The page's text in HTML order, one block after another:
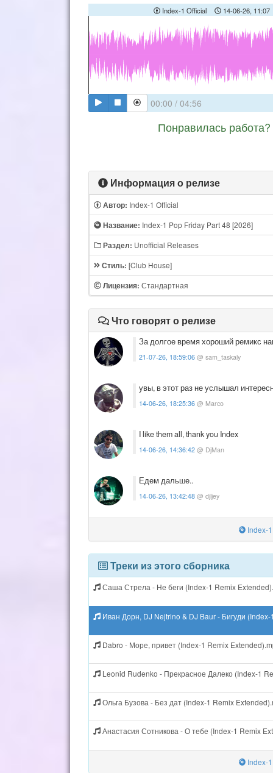
Index-1 Official 14-06-26, 11:07
00:00 / 04:56
Понравилась
Информация о релизе
Автор: Index-1 Official
Название: Index-1 Pop Friday Part 48 [2026]
Раздел: Unofficial Releases
Стиль: [Club House]
Лицензия: Стандартная
Что говорят о релизе
За долгое время хороший ремикс
21-07-26, 18:59:06 @ sam_taskaly
увы, в этот раз не услышал
14-06-26, 18:25:36 @ Marco
I like them all, thank you Index
14-06-26, 14:36:42 @ DjMan
Едем дальше..
14-06-26, 13:42:48 @ djljey
Index-
Треки из этого сборника
Саша Стрела - Не беги (Index-1 Remix
Иван Дорн, DJ Nejtrino & DJ Baur - Бигуди
Dabro - Море, привет (Index-1 Remix
Leonid Rudenko - Прекрасное Далеко (Index-1
Ольга Бузова - Без дат (Index-1 Remix
Анастасия Сотникова - О тебе (Index-1 Remix
Index-